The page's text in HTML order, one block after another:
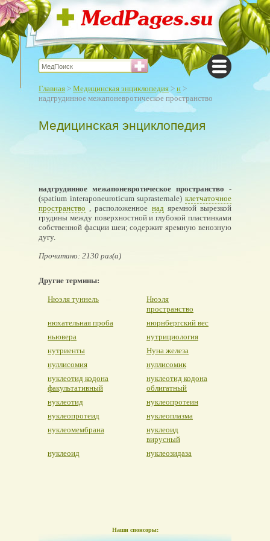
Главная > Медицинская энциклопедия > н >
надгрудинное межапоневротическое пространство
Медицинская энциклопедия
надгрудинное межапоневротическое пространство -
(spatium interaponeuroticum suprasternale) клетчаточное
пространство , расположенное надяремной вырезкой
грудины между поверхностной и глубокой пластинками
собственной фасции шеи; содержит яремную венозную
дугу.
Прочитано: 2130 раз(а)
Другие термины:
Нюэля туннель
Нюэля
пространство
нюхательная проба
нюрнбергский вес
ньювера
нутрициология
нутриенты
Нуна железа
нуллисомия
нуллисомик
нуклеотид кодона
факультативный
нуклеотид кодона
облигатный
нуклеотид
нуклеопротеин
нуклеопротеид
нуклеоплазма
нуклеомембрана
нуклеоид
вирусный
нуклеоид
нуклеозидаза
Наши спонсоры: